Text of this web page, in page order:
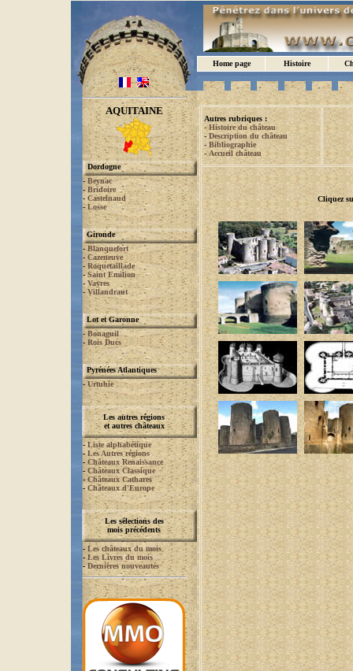
Home page Histoire
AQUITAINE
Dordogne
-Beynac
- Bridoire
- Castelnaud
-Losse
Gironde
-Blanquefort
- Cazeneuve
-Roquetaillade
-Saint Emilion
- Vayres
- Villandraut
Lot et Garonne
-Bonaguil
- Rois Ducs
Pyrénées Atlantiques
- Urtubie
Les autres régions
et autres châteaux
-Liste alphabétique
- Les Autres régions
- Châteaux Renaissance
- Châteaux Classique
- Châteaux Cathares
- Châteaux d'Europe
Les sélections des
mois précédents
- Les châteaux du mois
- Les Livres du mois
-Dernières nouveautés
Autres rubriques :
-Histoire du château
- Description du château
- Bibliographie
- Accueil château
Cliquez